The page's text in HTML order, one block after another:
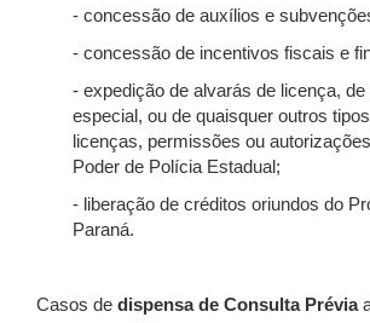
- concessão de auxílios e
- concessão de incentivos fiscais e
- expedição de alvarás de licença,
especial, ou de quaisquer outros
licenças, permissões ou
Poder de Polícia Estadual;
- liberação de créditos oriundos do
Paraná.
Casos de dispensa de Consulta Prévia